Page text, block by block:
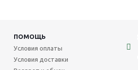
ПОМОЩЬ
Условия оплаты
Условия доставки